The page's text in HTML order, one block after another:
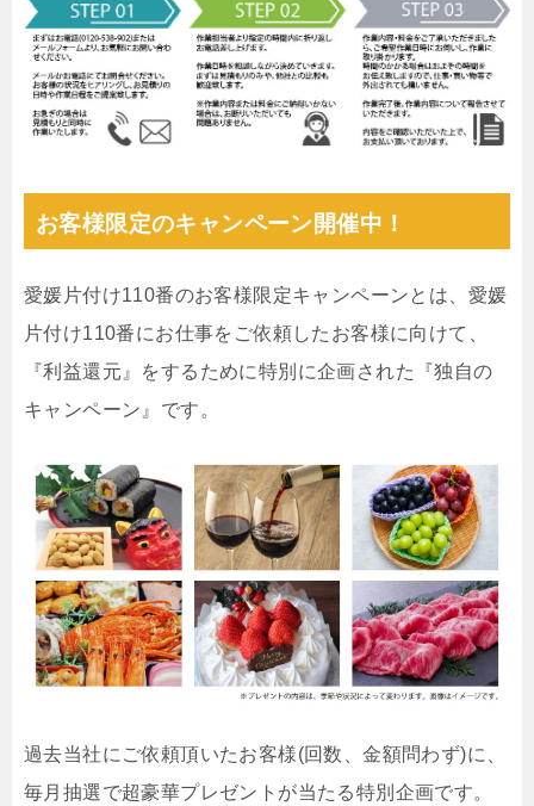
お客様限定のキャンペーン開催中！
愛媛片付け110番のお客様限定キャンペーンとは、愛媛
片付け110番にお仕事をご依頼したお客様に向けて、
『利益還元』をするために特別に企画された『独自の
キャンペーン』です。
過去当社にご依頼頂いたお客様(回数、金額問わず)に、
毎月抽選で超豪華プレゼントが当たる特別企画です。